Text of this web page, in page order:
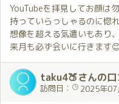
これをしあわせと言わずに
これだからほのかちゃん詣
けです。
何も知らない私を優しく柔
互いのボルテージが徐々に
無事卒◯へといざなってい
初めてでうまくいくかどう
たが、はっきり言って杞憂
分に堪能させてもらえました
YouTubeを拝見してお顔は
持っていらっしゃるのに惚
想像を超える気遣いもあり
来月も必ず会いに行きます
taku4🍑さんの口
訪問日： 2025年07